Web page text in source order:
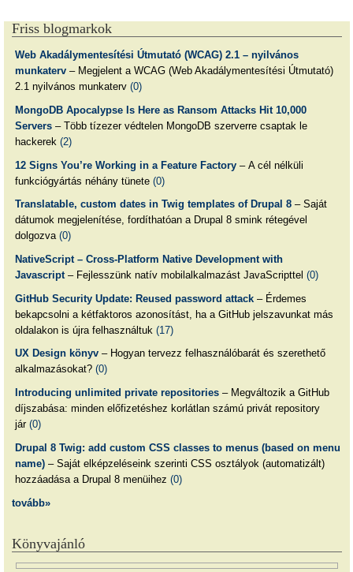
Friss blogmarkok
Web Akadálymentesítési Útmutató (WCAG) 2.1 – nyilvános
munkaterv– Megjelent a WCAG (Web Akadálymentesítési Útmutató)
2.1 nyilvános munkaterv (0)
MongoDB Apocalypse Is Here as Ransom Attacks Hit 10,000
Servers– Több tízezer védtelen MongoDB szerverre csaptak le
hackerek (2)
12 Signs You’re Working in a Feature Factory– A cél nélküli
funkciógyártás néhány tünete (0)
Translatable, custom dates in Twig templates of Drupal 8– Saját
dátumok megjelenítése, fordíthatóan a Drupal 8 smink rétegével
dolgozva (0)
NativeScript – Cross-Platform Native Development with
Javascript– Fejlesszünk natív mobilalkalmazást JavaScripttel (0)
GitHub Security Update: Reused password attack– Érdemes
bekapcsolni a kétfaktoros azonosítást, ha a GitHub jelszavunkat más
oldalakon is újra felhasználtuk (17)
UX Design könyv– Hogyan tervezz felhasználóbarát és szerethető
alkalmazásokat? (0)
Introducing unlimited private repositories– Megváltozik a GitHub
díjszabása: minden előfizetéshez korlátlan számú privát repository
jár (0)
Drupal 8 Twig: add custom CSS classes to menus (based on menu
name)– Saját elképzeléseink szerinti CSS osztályok (automatizált)
hozzáadása a Drupal 8 menüihez (0)
tovább»
Könyvajánló